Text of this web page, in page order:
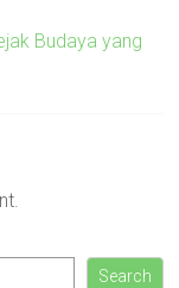
Budaya yang
Search